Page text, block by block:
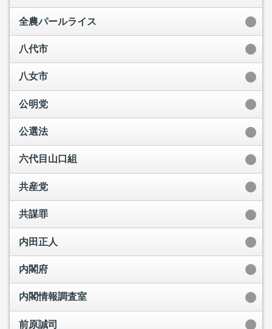
全農パールライス
八代市
八女市
公明党
公選法
六代目山口組
共産党
共謀罪
内田正人
内閣府
内閣情報調査室
前原誠司